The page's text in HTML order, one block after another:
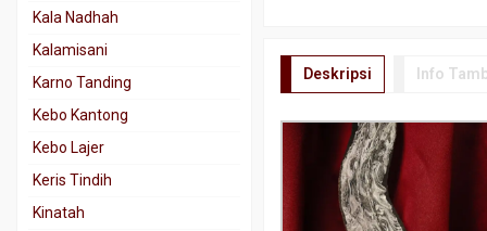
Deskripsi Info
Kala Nadhah
Kalamisani
Karno Tanding
Kebo Kantong
Kebo Lajer
Keris Tindih
Kinatah